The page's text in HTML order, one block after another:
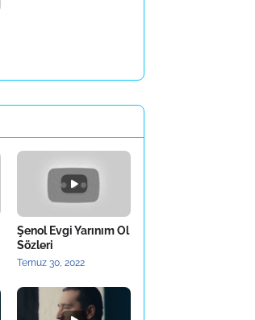
Şenol Evgi Yarınım Ol
Sözleri
Temuz 30, 2022